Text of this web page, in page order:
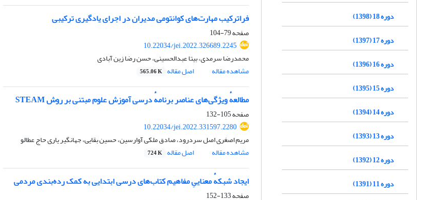
فراترکیب مهارت‌های کوانتومی مدیران در اجرای یادگیری ترکیبی
صفحه79-104
10.22034/jei.2022.326689.2245
محمدرضا سرمدی، بیتا عبدالحسینی، حسن رضا زین آبادی
مشاهده مقاله
اصل مقاله 565.06 K
مطالعهٔ ویژگی‌های ‌عناصر ‌برنامهٔ درسی آموزش علوم مبتنی بر روش STEAM
صفحه105-132
10.22034/jei.2022.331597.2280
مریم اصغری اصل سردرود، صادق ملکی آوارسین، حسین بقایی، جهانگیر یاری حاج عطالو
مشاهده مقاله
اصل مقاله 724 K
ایجاد شبکهٔ معناییِ مفاهیم کتاب‌های درسی ابتدایی به کمک رده‌بندی مردمی
صفحه133-152
دوره 18 (1398)
دوره 17 (1397)
دوره 16 (1396)
دوره 15 (1395)
دوره 14 (1394)
دوره 13 (1393)
دوره 12 (1392)
دوره 11 (1391)